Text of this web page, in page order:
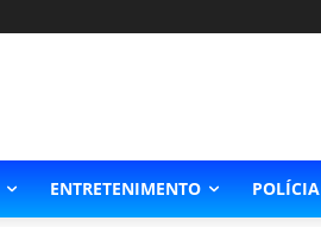
ENTRETENIMENTO POLÍCIA